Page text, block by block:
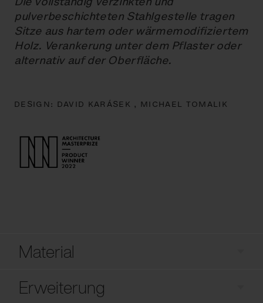
pulverbeschichteten Stahlgestelle tragen
Sitze aus hartem oder wärmemodifiziertem
Holz. Verankerung unter dem Pflaster oder
alternativ auf der Oberfläche.
DESIGN: DAVID KARÁSEK , MICHAEL TOMALIK
Material
Erweiterung